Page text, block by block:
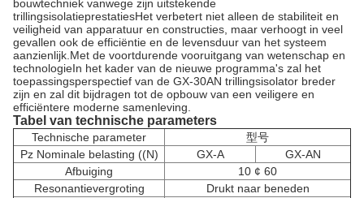
bouwtechniek vanwege zijn uitstekende
trillingsisolatieprestatiesHet verbetert niet alleen de stabiliteit en
veiligheid van apparatuur en constructies, maar verhoogt in veel
gevallen ook de efficiëntie en de levensduur van het systeem
aanzienlijk.Met de voortdurende vooruitgang van wetenschap en
technologieIn het kader van de nieuwe programma's zal het
toepassingsperspectief van de GX-30AN trillingsisolator breder
zijn en zal dit bijdragen tot de opbouw van een veiligere en
efficiëntere moderne samenleving.
Tabel van technische parameters
Technische parameter
型号
Pz Nominale belasting ((N)
GX-A
GX-AN
Afbuiging
10 ¢ 60
Resonantievergroting
Drukt naar beneden